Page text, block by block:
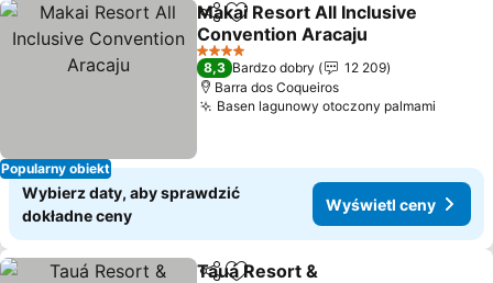
Popularny obiekt
Udostępnij
Dodaj do ulubionych
Makai Resort All Inclusive
Convention Aracaju
Wyświetl ceny
4 Kategoria
8,3 Bardzo dobry
12 209
Barra dos Coqueiros
Basen lagunowy otoczony palmami
Wybierz daty, aby sprawdzić
dokładne ceny
Wyświetl ceny
Tauá Resort &